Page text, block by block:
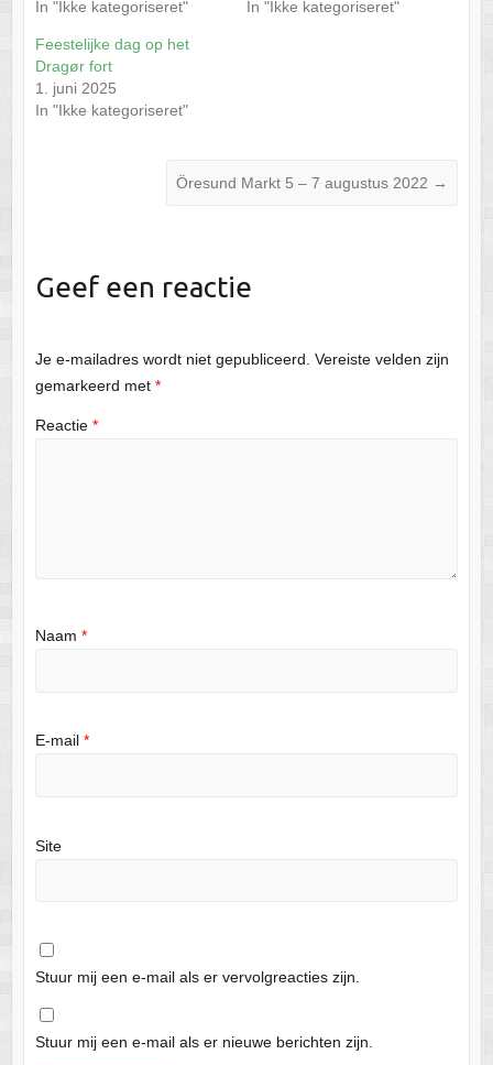
In "Ikke kategoriseret" In "Ikke kategoriseret"
Feestelijke dag op het
Dragør fort
1. juni 2025
In "Ikke kategoriseret"
Öresund Markt 5 – 7 augustus 2022 →
Geef een reactie
Je e-mailadres wordt niet gepubliceerd. Vereiste velden zijn
gemarkeerd met *
Reactie *
Naam *
E-mail *
Site
Stuur mij een e-mail als er vervolgreacties zijn.
Stuur mij een e-mail als er nieuwe berichten zijn.